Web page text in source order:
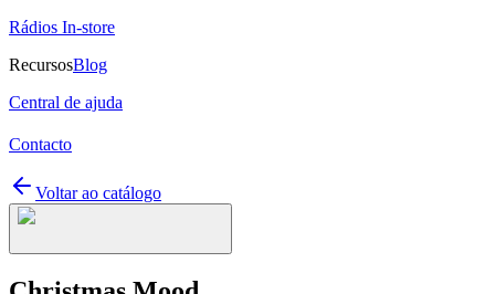
Rádios In-store
RecursosBlog
Central de ajuda
Contacto
Voltar ao catálogo